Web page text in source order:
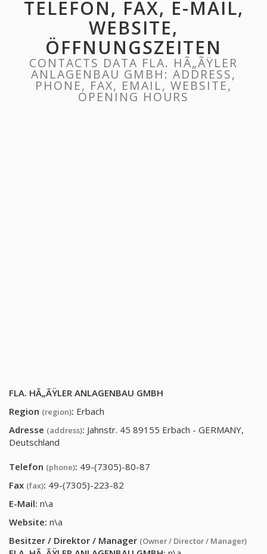
TELEFON, FAX, E-MAIL,
WEBSITE,
ÖFFNUNGSZEITEN
CONTACTS DATA FLA. HÃ„ÃŸLER
ANLAGENBAU GMBH: ADDRESS,
PHONE, FAX, EMAIL, WEBSITE,
OPENING HOURS
FLA. HÃ„ÃŸLER ANLAGENBAU GMBH
Region (region): Erbach
Adresse (address): Jahnstr. 45 89155 Erbach - GERMANY,
Deutschland
Telefon (phone): 49-(7305)-80-87
Fax (fax): 49-(7305)-223-82
E-Mail: n\a
Website: n\a
Besitzer / Direktor / Manager (Owner / Director / Manager)